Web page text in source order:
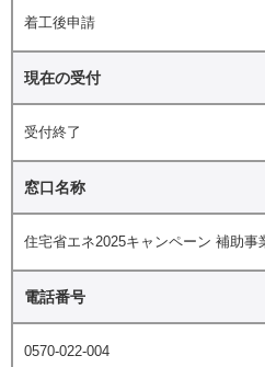
着工後申請
現在の受付
受付終了
窓口名称
住宅省エネ2025キャンペーン 補助事
電話番号
0570-022-004